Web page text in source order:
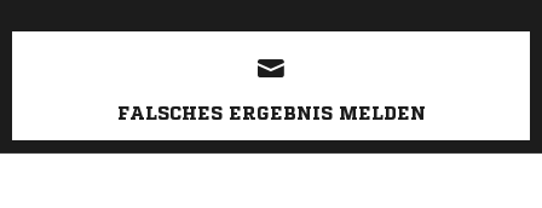
FALSCHES ERGEBNIS MELDEN